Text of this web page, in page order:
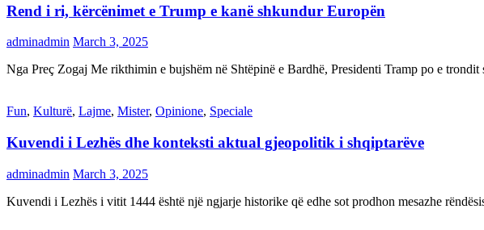
Rend i ri, kërcënimet e Trump e kanë shkundur Europën
adminadmin March 3, 2025
Nga Preç Zogaj Me rikthimin e bujshëm në Shtëpinë e Bardhë, Presidenti Tramp po e
Fun, Kulturë, Lajme, Mister, Opinione, Speciale
Kuvendi i Lezhës dhe konteksti aktual gjeopolitik i shqiptarëve
adminadmin March 3, 2025
Kuvendi i Lezhës i vitit 1444 është një ngjarje historike që edhe sot prodhon mesazhe